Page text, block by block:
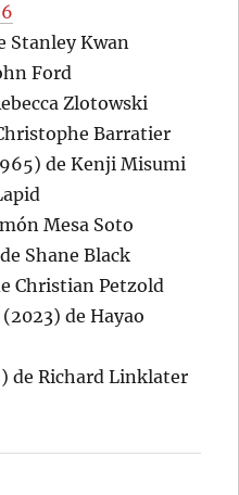
Stanley Kwan
Ford
Zlotowski
Barratier
de Kenji Misumi
Mesa Soto
Shane Black
Christian Petzold
(2023) de Hayao
de Richard Linklater